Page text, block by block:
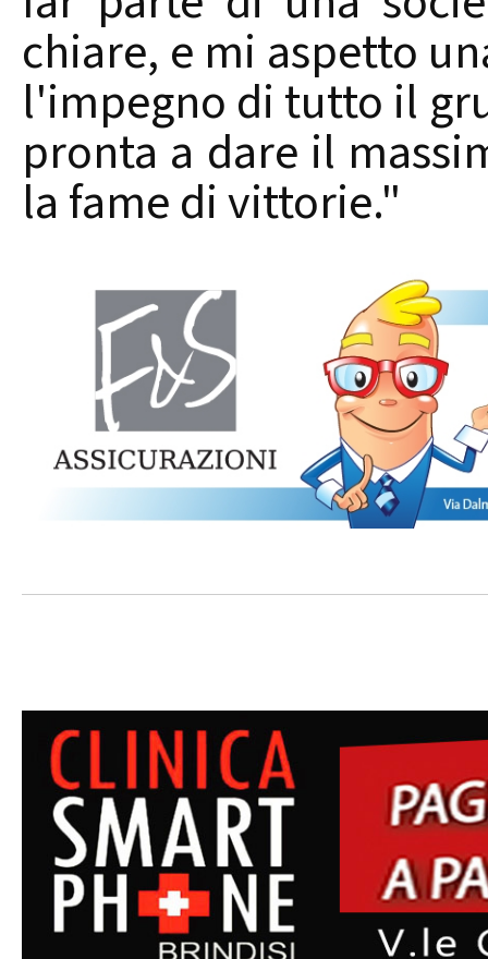
chiare, e mi aspetto
l'impegno di tutto il
pronta a dare il
la fame di vittorie."